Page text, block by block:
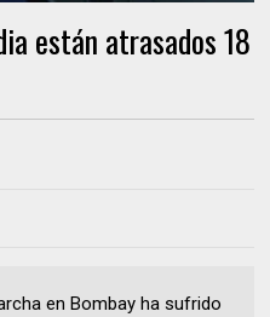
están atrasados 18
en Bombay ha sufrido